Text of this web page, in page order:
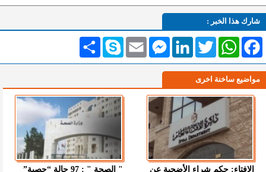
شارك هذا الخبر :
انشر Skype Email
MessengerLinkedInTwitterWhatsAppFacebook
مواضيع ساخنة اخرى
الإفتاء: حكم شراء الأضحية عن " الصحة " : 97 حالة “حصبة”